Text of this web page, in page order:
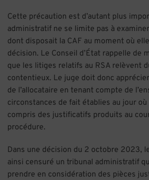
Cette précaution est d’autant plus
administratif ne se limite pas à
dont disposait la CAF au moment où
décision. Le Conseil d’État rappelle de
que les litiges relatifs au RSA relèvent
contentieux. Le juge doit donc
de l’allocataire en tenant compte de
circonstances de fait établies au jour
compris des justificatifs produits au
procédure.
Dans une décision du 2 octobre 2023,
ainsi censuré un tribunal administratif
prendre en considération des pièces